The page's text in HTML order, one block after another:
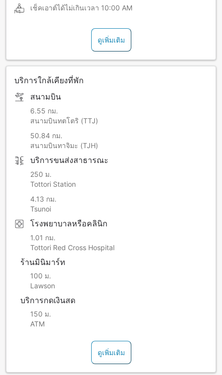
เช็คเอาต์ได้ไม่เกินเวลา 10:00 AM
ดูเพิ่มเติม
บริการใกล้เคียงที่พัก
สนามบิน
6.55 กม.
สนามบินทตโตริ (TTJ)
50.84 กม.
สนามบินทาจิมะ (TJH)
บริการขนส่งสาธารณะ
250 ม.
Tottori Station
4.13 กม.
Tsunoi
โรงพยาบาลหรือคลินิก
1.01 กม.
Tottori Red Cross Hospital
ร้านมินิมาร์ท
100 ม.
Lawson
บริการกดเงินสด
150 ม.
ATM
ดูเพิ่มเติม